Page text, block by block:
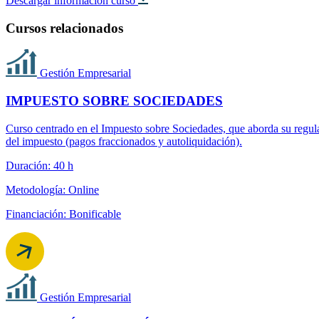
Cursos relacionados
Gestión Empresarial
IMPUESTO SOBRE SOCIEDADES
Curso centrado en el Impuesto sobre Sociedades, que aborda su
del impuesto (pagos fraccionados y autoliquidación).
Duración: 40 h
Metodología: Online
Financiación: Bonificable
Gestión Empresarial